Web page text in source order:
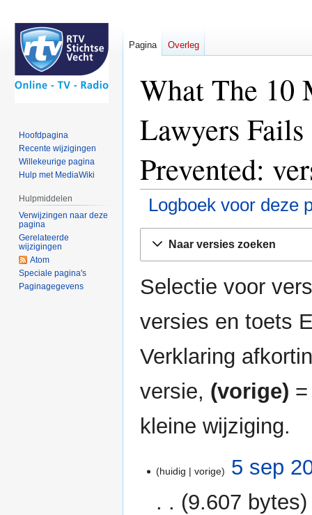
What The 10
Lawyers
Prevented:
Logboek voor deze
navigatie
zoekenNaar versies zoeken
Selectie voor
versies en toets
Verklaring
versie, (vorige)
kleine wijziging.
sep huidig vorige
5 sep
9.607 bytes
Pagina Overleg
Hoofdpagina
Recente wijzigingen
Willekeurige pagina
Hulp met MediaWiki
Hulpmiddelen
Verwijzingen naar deze
pagina
Gerelateerde
wijzigingen
Atom
Speciale pagina's
Paginagegevens